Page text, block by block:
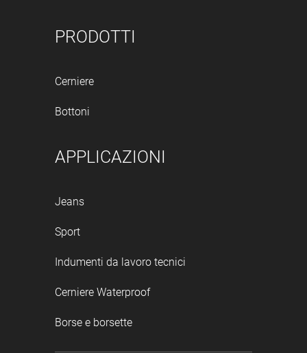
PRODOTTI
Cerniere
Bottoni
APPLICAZIONI
Jeans
Sport
Indumenti da lavoro tecnici
Cerniere Waterproof
Borse e borsette